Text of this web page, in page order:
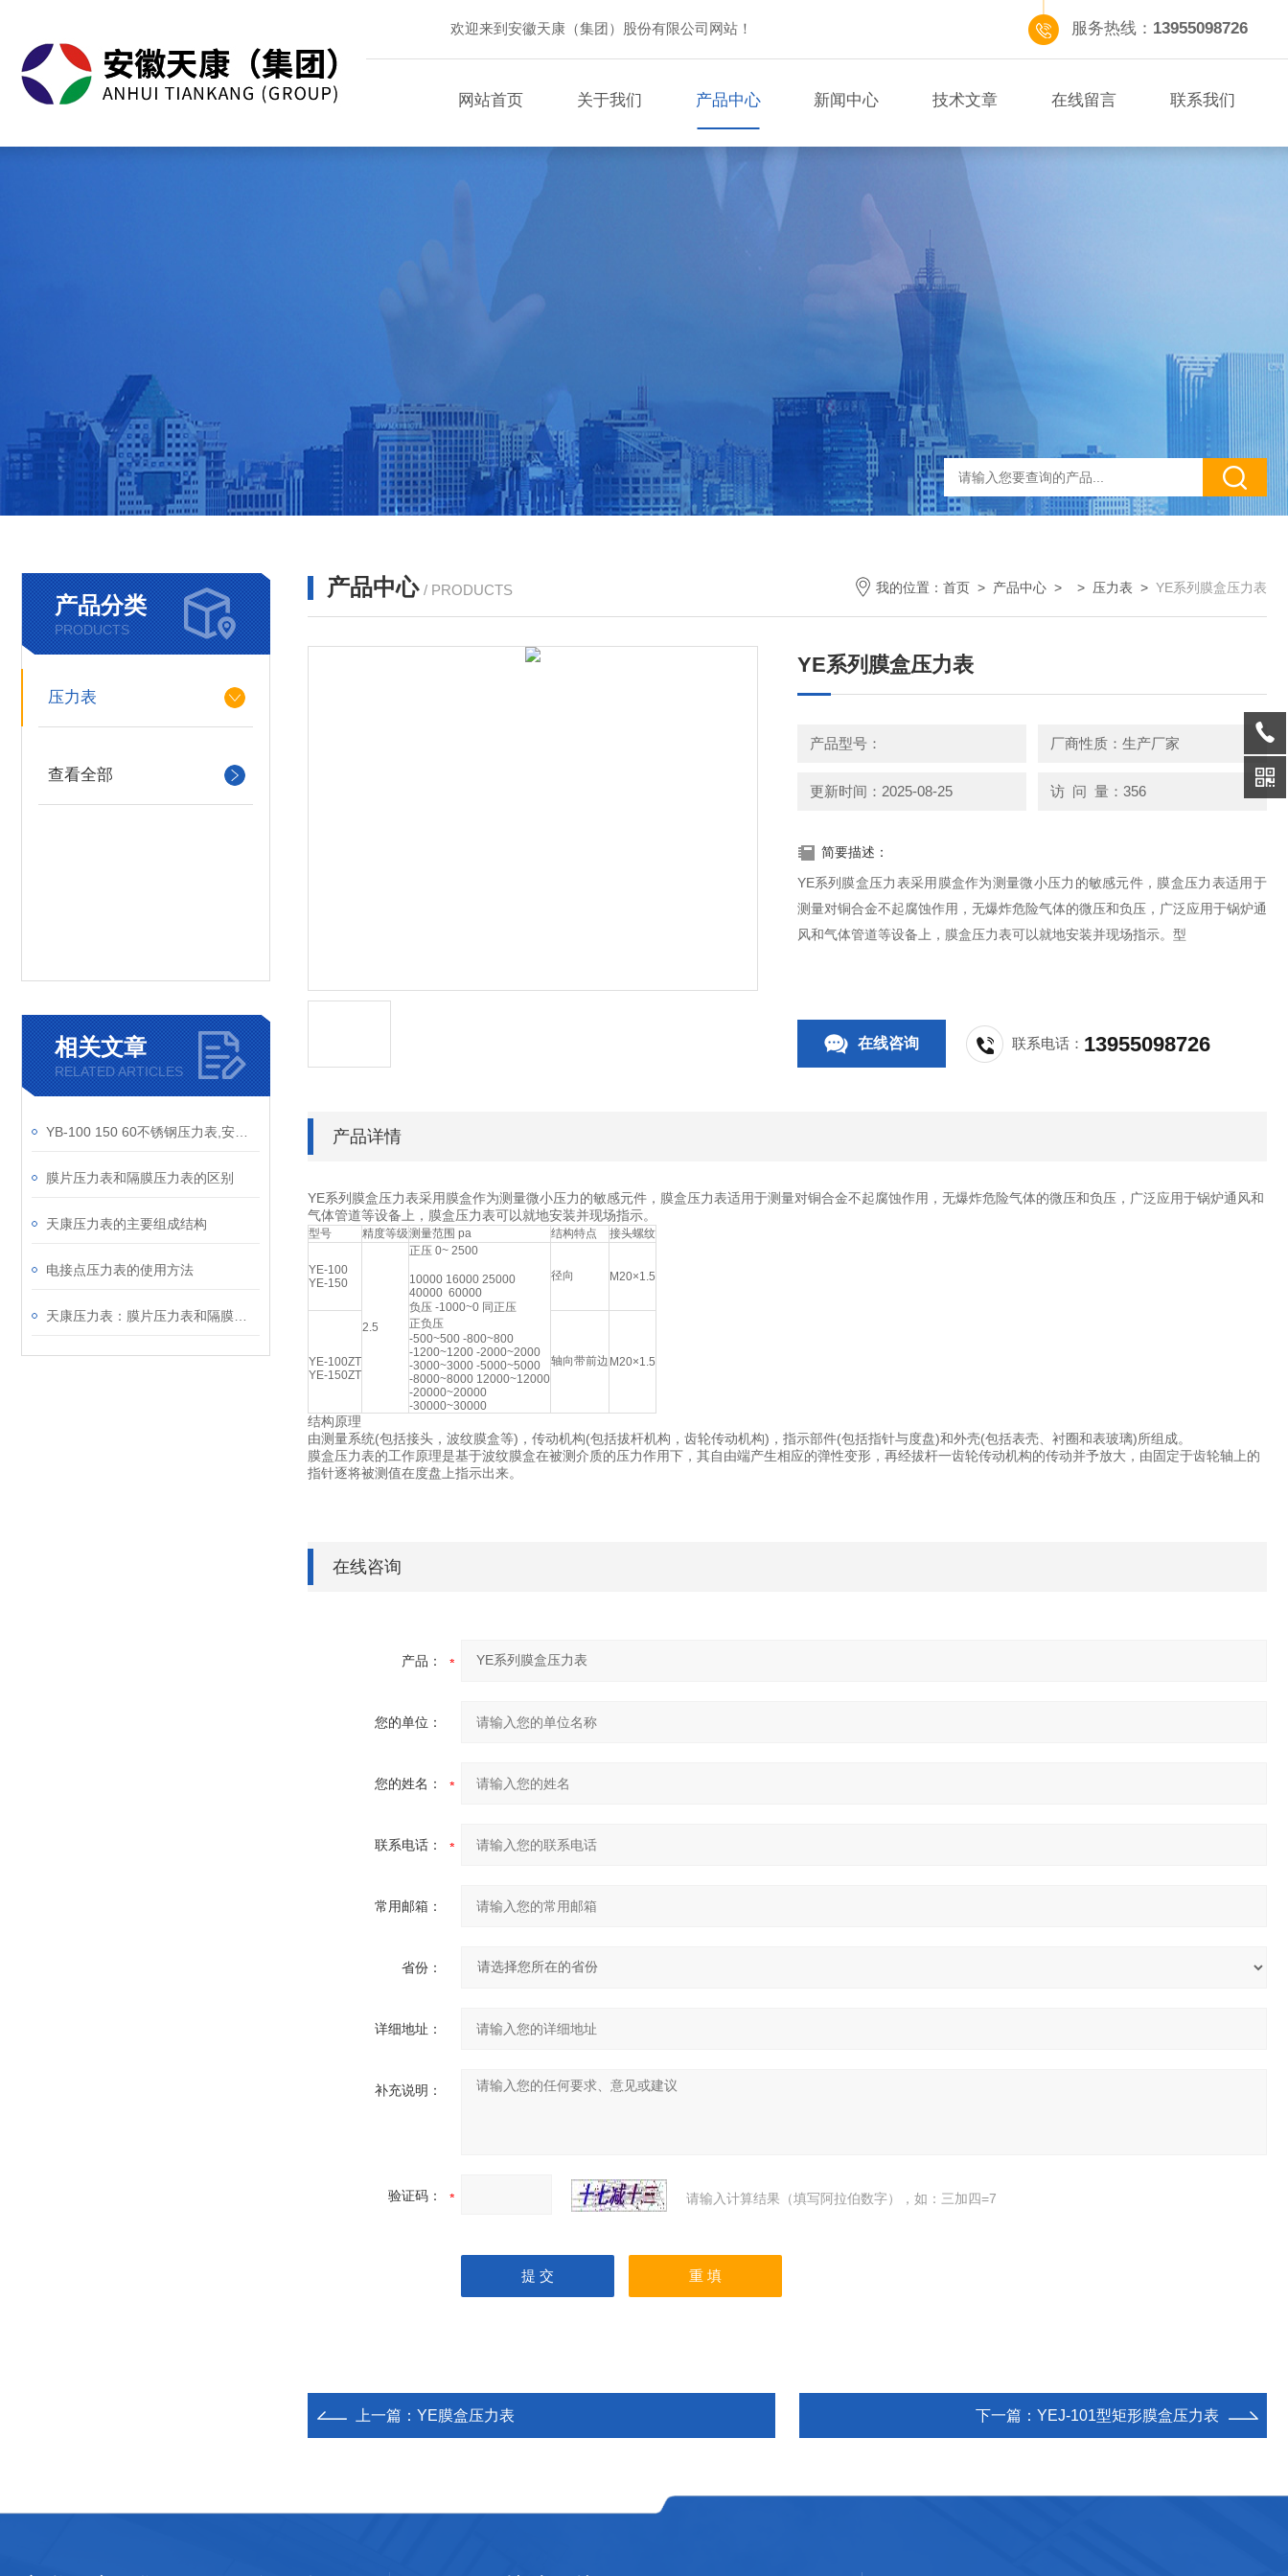
欢迎来到安徽天康（集团）股份有限公司网站！ 服务热线： 13955098726
网站首页 关于我们 产品中心 新闻中心 技术文章 在线留言 联系我们
产品分类
PRODUCTS
压力表
查看全部
相关文章
RELATED ARTICLES
膜片压力表和隔膜压力表的区别
天康压力表的主要组成结构
电接点压力表的使用方法
产品中心 / PRODUCTS 我的位置： 首页 > 产品中心 > > 压力表 > YE系列膜盒压力表
YE系列膜盒压力表
产品型号： 厂商性质：生产厂家
更新时间：2025-08-25 访 问 量：356
简要描述：
YE系列膜盒压力表采用膜盒作为测量微小压力的敏感元件，膜盒压力表适用于
测量对铜合金不起腐蚀作用，无爆炸危险气体的微压和负压，广泛应用于锅炉通
风和气体管道等设备上，膜盒压力表可以就地安装并现场指示。型
在线咨询 联系电话： 13955098726
产品详情
YE系列膜盒压力表采用膜盒作为测量微小压力的敏感元件，膜盒压力表适用于测量对铜合金不起腐蚀作用，无爆炸危险气体的微压和负压，广泛应用于锅炉通风和
气体管道等设备上，膜盒压力表可以就地安装并现场指示。
型号 精度等级测量范围 pa 结构特点 接头螺纹
YE-100
YE-150
2.5
正压 0~ 2500
10000 16000 25000
40000 60000
负压 -1000~0 同正压
正负压
-500~500 -800~800
-1200~1200 -2000~2000
-3000~3000 -5000~5000
-8000~8000 12000~12000
-20000~20000
-30000~30000
径向 M20×1.5
YE-100ZT
YE-150ZT
轴向带前边 M20×1.5
结构原理
由测量系统(包括接头，波纹膜盒等)，传动机构(包括拔杆机构，齿轮传动机构)，指示部件(包括指针与度盘)和外壳(包括表壳、衬圈和表玻璃)所组成。
膜盒压力表的工作原理是基于波纹膜盒在被测介质的压力作用下，其自由端产生相应的弹性变形，再经拔杆一齿轮传动机构的传动并予放大，由固定于齿轮轴上的
指针逐将被测值在度盘上指示出来。
在线咨询
产品：
您的单位：
您的姓名：
联系电话：
常用邮箱：
省份：
详细地址：
补充说明：
验证码： 请输入计算结果（填写阿拉伯数字），如：三加四=7
上一篇： YE膜盒压力表 下一篇： YEJ-101型矩形膜盒压力表